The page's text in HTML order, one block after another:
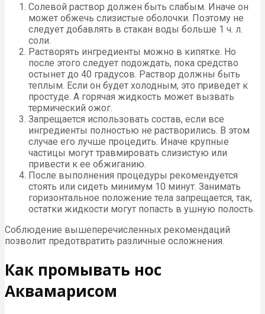
Солевой раствор должен быть слабым. Иначе он
может обжечь слизистые оболочки. Поэтому не
следует добавлять в стакан воды больше 1 ч. л.
соли.
Растворять ингредиенты можно в кипятке. Но
после этого следует подождать, пока средство
остынет до 40 градусов. Раствор должны быть
теплым. Если он будет холодным, это приведет к
простуде. А горячая жидкость может вызвать
термический ожог.
Запрещается использовать состав, если все
ингредиенты полностью не растворились. В этом
случае его лучше процедить. Иначе крупные
частицы могут травмировать слизистую или
привести к ее обжиганию.
После выполнения процедуры рекомендуется
стоять или сидеть минимум 10 минут. Занимать
горизонтальное положение тела запрещается, так,
остатки жидкости могут попасть в ушную полость.
Соблюдение вышеперечисленных рекомендаций
позволит предотвратить различные осложнения.
Как промывать нос
Аквамарисом